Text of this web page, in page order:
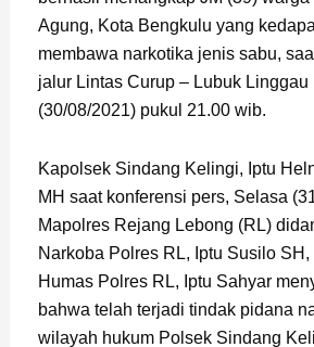
Agung, Kota Bengkulu yang
membawa narkotika jenis sabu,
jalur Lintas Curup – Lubuk
(30/08/2021) pukul 21.00 wib.
Kapolsek Sindang Kelingi, Iptu
MH saat konferensi pers, Selasa
Mapolres Rejang Lebong (RL)
Narkoba Polres RL, Iptu Susilo
Humas Polres RL, Iptu Sahyar
bahwa telah terjadi tindak pidana
wilayah hukum Polsek Sindang